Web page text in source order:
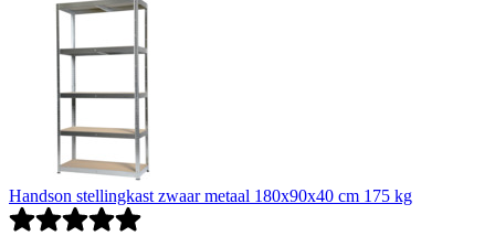
Handson stellingkast zwaar metaal 180x90x40 cm 175 kg